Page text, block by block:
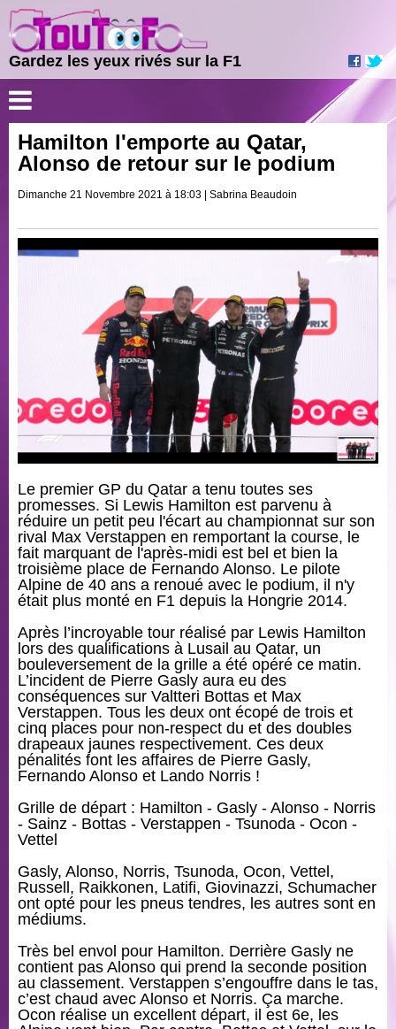
Gardez les yeux rivés sur la F1
Hamilton l'emporte au Qatar,
Alonso de retour sur le podium
Dimanche 21 Novembre 2021 à 18:03 | Sabrina Beaudoin
Le premier GP du Qatar a tenu toutes ses
promesses. Si Lewis Hamilton est parvenu à
réduire un petit peu l'écart au championnat sur son
rival Max Verstappen en remportant la course, le
fait marquant de l'après-midi est bel et bien la
troisième place de Fernando Alonso. Le pilote
Alpine de 40 ans a renoué avec le podium, il n'y
était plus monté en F1 depuis la Hongrie 2014.
Après l’incroyable tour réalisé par Lewis Hamilton
lors des qualifications à Lusail au Qatar, un
bouleversement de la grille a été opéré ce matin.
L’incident de Pierre Gasly aura eu des
conséquences sur Valtteri Bottas et Max
Verstappen. Tous les deux ont écopé de trois et
cinq places pour non-respect du et des doubles
drapeaux jaunes respectivement. Ces deux
pénalités font les affaires de Pierre Gasly,
Fernando Alonso et Lando Norris !
Grille de départ : Hamilton - Gasly - Alonso - Norris
- Sainz - Bottas - Verstappen - Tsunoda - Ocon -
Vettel
Gasly, Alonso, Norris, Tsunoda, Ocon, Vettel,
Russell, Raikkonen, Latifi, Giovinazzi, Schumacher
ont opté pour les pneus tendres, les autres sont en
médiums.
Très bel envol pour Hamilton. Derrière Gasly ne
contient pas Alonso qui prend la seconde position
au classement. Verstappen s’engouffre dans le tas,
c’est chaud avec Alonso et Norris. Ça marche.
Ocon réalise un excellent départ, il est 6e, les